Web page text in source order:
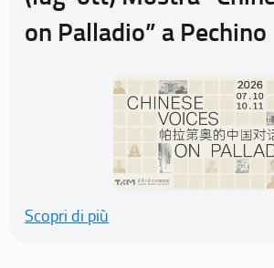
on Palladio” a Pechino
Scopri di più